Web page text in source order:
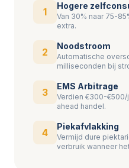
1
Hogere
Van 30% naar 75-
extra.
2
Noodstroom
Automatische
milliseconden bij
3
EMS Arbitrage
Verdien €300-€500/
ahead handel.
4
Piekafvlakking
Vermijd dure
verbruik wanneer